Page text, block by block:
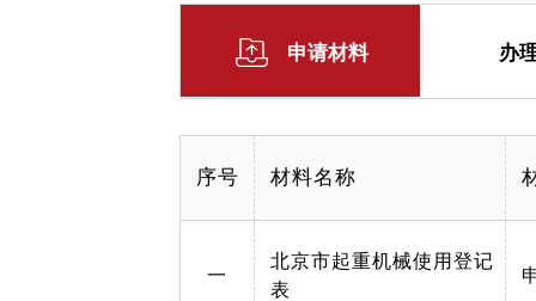
申请材料 办
序号 材料名称
一
北京市起重机械使用登记
表